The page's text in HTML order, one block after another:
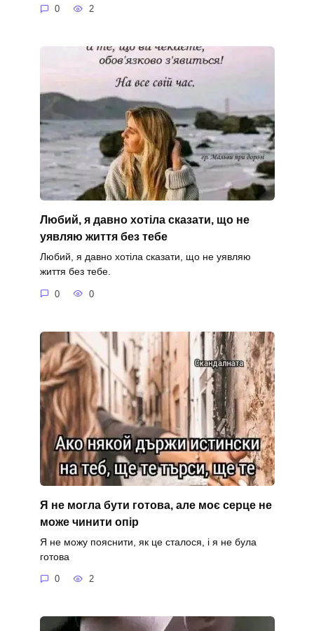
0 2
Любий, я давно хотіла сказати, що не
уявляю життя без тебе
Любий, я давно хотіла сказати, що не уявляю
життя без тебе.
0 0
Я не могла бути готова, але моє серце не
може чинити опір
Я не можу пояснити, як це сталося, і я не була
готова
0 2